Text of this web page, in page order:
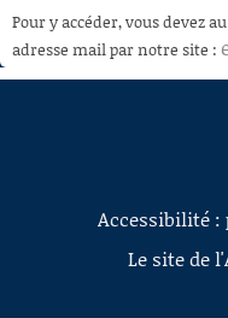
RECHERCHE
AIDE À LA DÉCOUPE
DE VIDÉOS
Pour y accéder, vous devez
adresse mail par notre site :
Accessibilité
Le site de